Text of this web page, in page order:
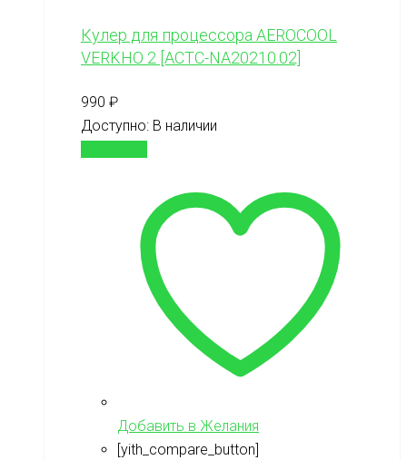
Кулер для процессора AEROCOOL
VERKHO 2 [ACTC-NA20210.02]
990 ₽
Доступно: В наличии
Добавить в Желания
[yith_compare_button]